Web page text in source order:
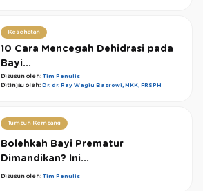
Kesehatan
10 Cara Mencegah Dehidrasi pada
Bayi...
Disusun oleh: Tim Penulis
Ditinjau oleh: Dr. dr. Ray Wagiu Basrowi, MKK, FRSPH
Tumbuh Kembang
Bolehkah Bayi Prematur
Dimandikan? Ini...
Disusun oleh: Tim Penulis